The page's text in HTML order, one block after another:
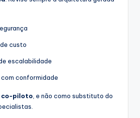
custo
escalabilidade
conformidade
co-piloto, e não como substituto do